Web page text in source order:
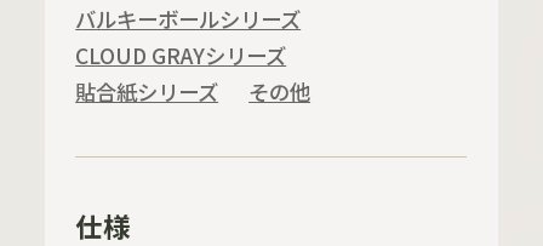
バルキーボールシリーズ
CLOUD GRAYシリーズ
貼合紙シリーズ
その他
仕様